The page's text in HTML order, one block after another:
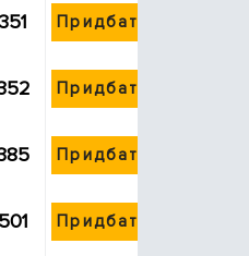
351 Придбати
Придбати
Придбати
501 Придбати